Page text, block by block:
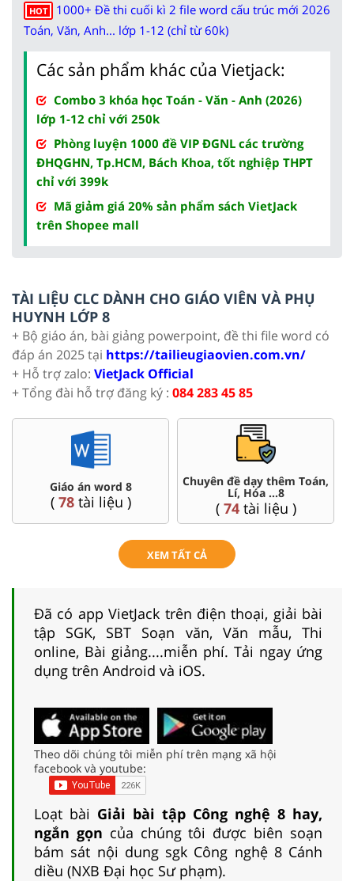
HOT
1000+ Đề thi cuối kì 2 file word cấu trúc mới 2026
Toán, Văn, Anh... lớp 1-12 (chỉ từ 60k)
Các sản phẩm khác của Vietjack:
Combo 3 khóa học Toán - Văn - Anh (2026)
lớp 1-12 chỉ với 250k
Phòng luyện 1000 đề VIP ĐGNL các trường
ĐHQGHN, Tp.HCM, Bách Khoa, tốt nghiệp THPT
chỉ với 399k
Mã giảm giá 20% sản phẩm sách VietJack
trên Shopee mall
TÀI LIỆU CLC DÀNH CHO GIÁO VIÊN VÀ PHỤ
HUYNH LỚP 8
+ Bộ giáo án, bài giảng powerpoint, đề thi file word có
đáp án 2025 tại https://tailieugiaovien.com.vn/
+ Hỗ trợ zalo: VietJack Official
+ Tổng đài hỗ trợ đăng ký : 084 283 45 85
thêm Toán,
liệu )
Đề thi HSG 8
tài liệu )
Trắc nghiệm
XEM TẤT CẢ
Đã có app VietJack trên điện thoại, giải bài
tập SGK, SBT Soạn văn, Văn mẫu, Thi
online, Bài giảng....miễn phí. Tải ngay ứng
dụng trên Android và iOS.
Theo dõi chúng tôi miễn phí trên mạng xã hội
facebook và youtube:
Loạt bài Giải bài tập Công nghệ 8 hay,
ngắn gọn của chúng tôi được biên soạn
bám sát nội dung sgk Công nghệ 8 Cánh
diều (NXB Đại học Sư phạm).